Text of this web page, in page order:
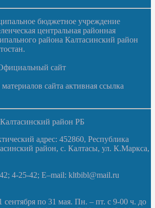
бюджетное учреждение
центральная районная
района Калтасинский район
сайт
сайта активная ссылка
район РБ
адрес: 452860, Республика
район, с. Калтасы, ул. К.Маркса,
4-25-42; E–mail: kltbibl@mail.ru
по 31 мая. Пн. – пт. с 9-00 ч. до